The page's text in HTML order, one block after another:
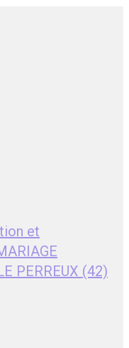
et
PERREUX (42)